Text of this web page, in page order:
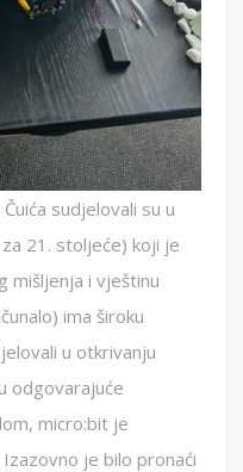
sudjelovali su u
21. stoljeće) koji je
mišljenja i vještinu
ima široku
u otkrivanju
odgovarajuće
micro:bit je
je bilo pronaći